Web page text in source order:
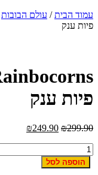
הבית/עולם הבובות/
ענק
ענק
₪
₪249.90
Rainbocorns-
הוספה לסל